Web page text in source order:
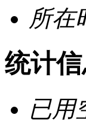
所在
统计
已用